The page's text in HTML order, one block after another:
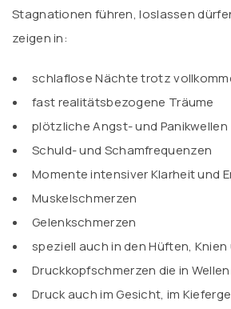
Stagnationen führen, loslassen
zeigen in:
schlaflose Nächte trotz
fast realitätsbezogene Träume
plötzliche Angst- und Panikwellen
Schuld- und Schamfrequenzen
Momente intensiver Klarheit und
Muskelschmerzen
Gelenkschmerzen
speziell auch in den Hüften,
Druckkopfschmerzen die in
Druck auch im Gesicht, im